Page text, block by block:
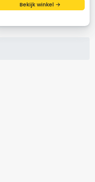
Bekijk winkel →